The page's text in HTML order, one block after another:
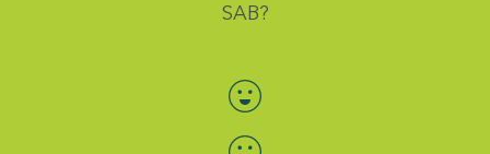
SAB?
Bewertung auswählen